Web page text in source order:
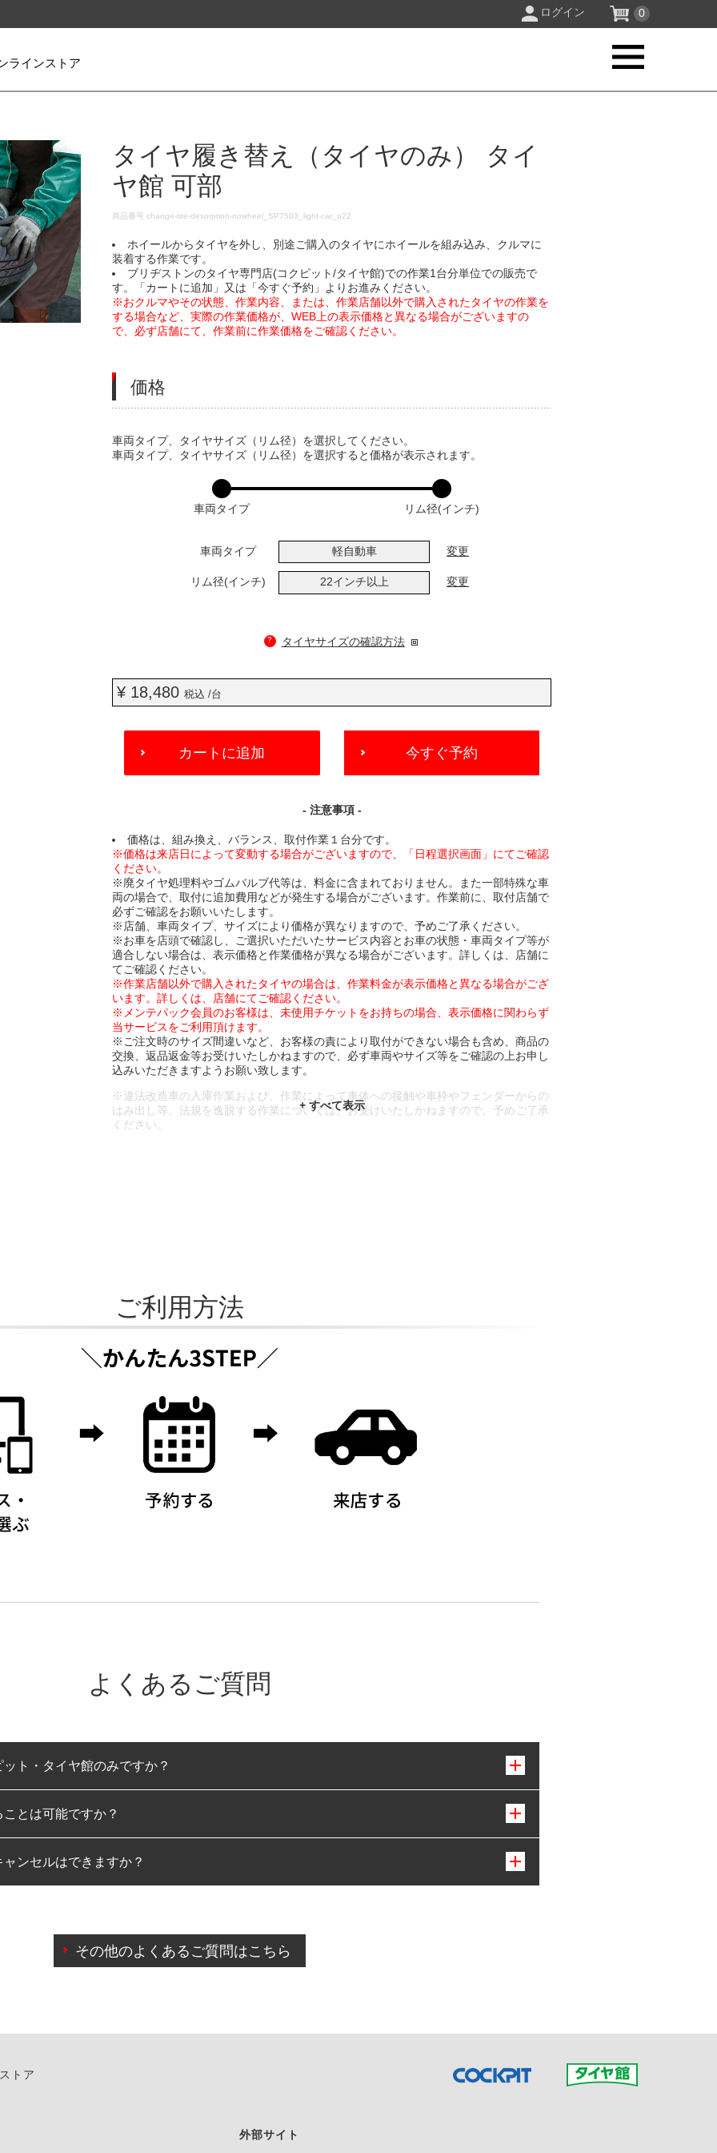
ログイン 0
ラインストア
タイヤ履き替え（タイヤのみ） タイ
ヤ館 可部
DETAILS
商品番号change-tire-desorption-nowheel_SP7503_light-car_o22
ホイールからタイヤを外し、別途ご購入のタイヤにホイールを組み込み、クルマに
装着する作業です。
ブリヂストンのタイヤ専門店(コクピット/タイヤ館)での作業1台分単位での販売で
す。「カートに追加」又は「今すぐ予約」よりお進みください。
※おクルマやその状態、作業内容、または、作業店舗以外で購入されたタイヤの作業を
する場合など、実際の作業価格が、WEB上の表示価格と異なる場合がございますの
で、必ず店舗にて、作業前に作業価格をご確認ください。
価格
VARIATIONS
車両タイプ、タイヤサイズ（リム径）を選択してください。
車両タイプ、タイヤサイズ（リム径）を選択すると価格が表示されます。
車両タイプ リム径(インチ)
車両タイプ 軽自動車 変更
リム径(インチ) 22インチ以上 変更
? タイヤサイズの確認方法
¥ 18,480税込 /台
ADD
CART
カートに追加 今すぐ予約
- 注意事項 -
価格は、組み換え、バランス、取付作業１台分です。
※価格は来店日によって変動する場合がございますので、「日程選択画面」にてご確認
ください。
※廃タイヤ処理料やゴムバルブ代等は、料金に含まれておりません。また一部特殊な車
両の場合で、取付に追加費用などが発生する場合がございます。作業前に、取付店舗で
必ずご確認をお願いいたします。
※店舗、車両タイプ、サイズにより価格が異なりますので、予めご了承ください。
※お車を店頭で確認し、ご選択いただいたサービス内容とお車の状態・車両タイプ等が
適合しない場合は、表示価格と作業価格が異なる場合がございます。詳しくは、店舗に
てご確認ください。
※作業店舗以外で購入されたタイヤの場合は、作業料金が表示価格と異なる場合がござ
います。詳しくは、店舗にてご確認ください。
※メンテパック会員のお客様は、未使用チケットをお持ちの場合、表示価格に関わらず
当サービスをご利用頂けます。
※ご注文時のサイズ間違いなど、お客様の責により取付ができない場合も含め、商品の
交換、返品返金等お受けいたしかねますので、必ず車両やサイズ等をご確認の上お申し
込みいただきますようお願い致します。
※違法改造車の入庫作業および、作業によって車体への接触や車枠やフェンダーからの
はみ出し等、法規を逸脱する作業については、お受けいたしかねますので、予めご了承
ください。
ご利用方法
よくあるご質問
ト・タイヤ館のみですか？
みとなります。
とは可能ですか？
可能です。
ンセルはできますか？
によりご予約のキャンセルをご希望の際は、直接ご予約いただいた店舗へご連絡くださ
その他のよくあるご質問はこちら
トア
外部サイト